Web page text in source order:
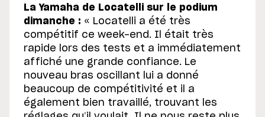
La Yamaha de Locatelli sur le podium
dimanche : « Locatelli a été très
compétitif ce week-end. Il était très
rapide lors des tests et a immédiatement
affiché une grande confiance. Le
nouveau bras oscillant lui a donné
beaucoup de compétitivité et il a
également bien travaillé, trouvant les